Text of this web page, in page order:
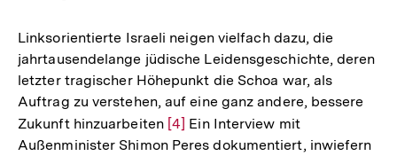
Linksorientierte Israeli neigen vielfach dazu, die
jahrtausendelange jüdische Leidensgeschichte, deren
letzter tragischer Höhepunkt die Schoa war, als
Auftrag zu verstehen, auf eine ganz andere, bessere
Zukunft hinzuarbeiten Zur
Auflösung
[4] Ein Interview mit
Außenminister Shimon Peres dokumentiert, inwiefern